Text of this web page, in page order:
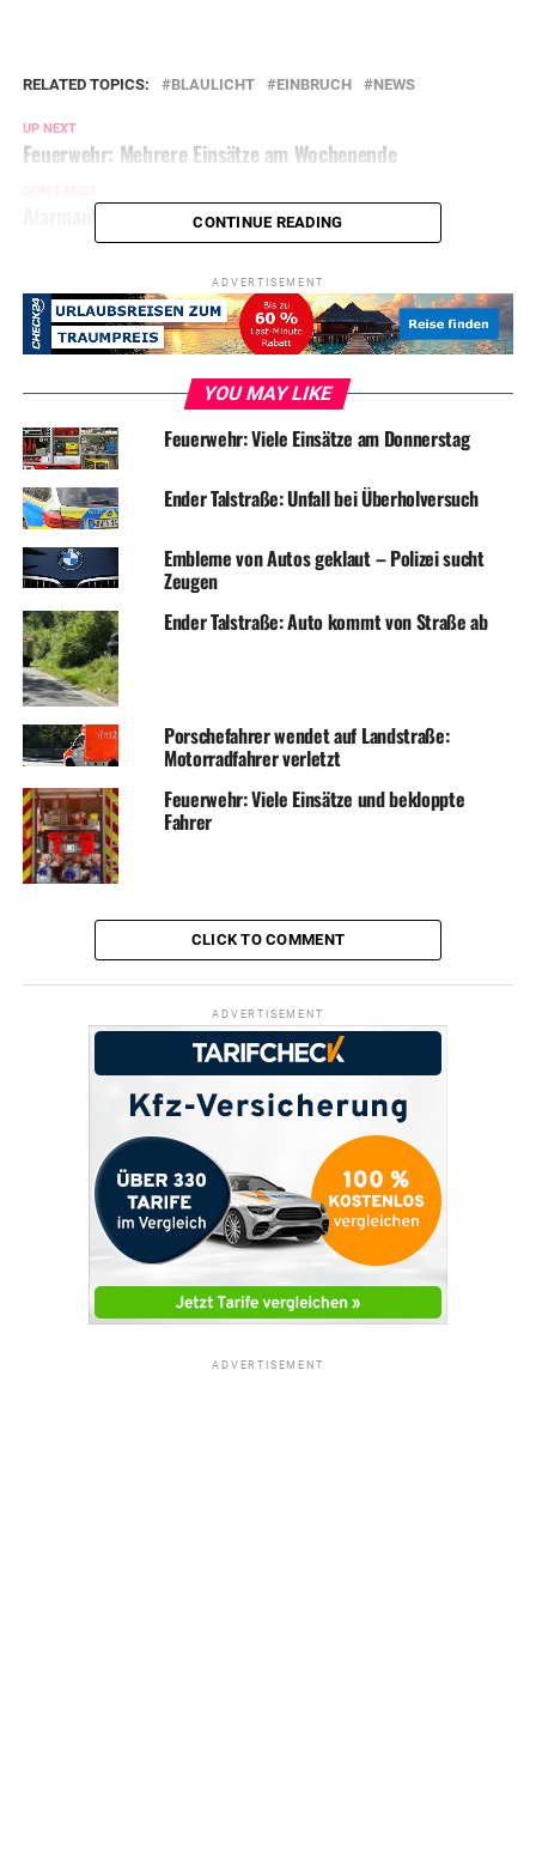
RELATED TOPICS: BLAULICHT EINBRUCH NEWS
UP NEXT
Feuerwehr: Mehrere Einsätze am Wochenende
Alarmanlage verscheucht Einbrecher
CONTINUE READING
ADVERTISEMENT
YOU MAY LIKE
Feuerwehr: Viele Einsätze am Donnerstag
Ender Talstraße: Unfall bei Überholversuch
Embleme von Autos geklaut – Polizei sucht
Zeugen
Ender Talstraße: Auto kommt von Straße ab
Porschefahrer wendet auf Landstraße:
Motorradfahrer verletzt
Feuerwehr: Viele Einsätze und bekloppte
Fahrer
CLICK TO COMMENT
ADVERTISEMENT
ADVERTISEMENT